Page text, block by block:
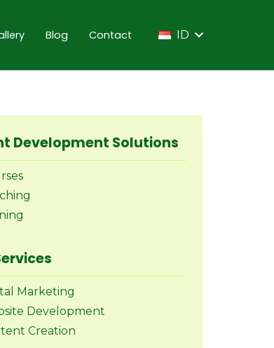
Blog Contact ID
Development Solutions
Marketing
Development
Creation